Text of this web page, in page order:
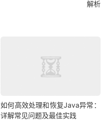
解析
如何高效处理和恢复Java异常：
详解常见问题及最佳实践